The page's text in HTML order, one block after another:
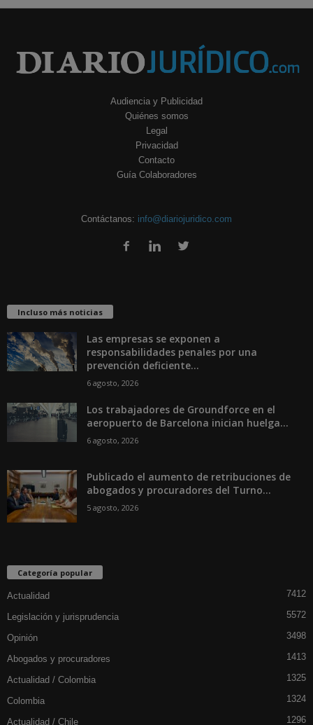
Audiencia y Publicidad
Quiénes somos
Legal
Privacidad
Contacto
Guía Colaboradores
Contáctanos: info@diariojuridico.com
Incluso más noticias
Las empresas se exponen a
responsabilidades penales por una
prevención deficiente...
6 agosto, 2026
Los trabajadores de Groundforce en el
aeropuerto de Barcelona inician huelga...
6 agosto, 2026
Publicado el aumento de retribuciones de
abogados y procuradores del Turno...
5 agosto, 2026
Categoría popular
Actualidad 7412
Legislación y jurisprudencia 5572
Opinión 3498
Abogados y procuradores 1413
Actualidad / Colombia 1325
Colombia 1324
Actualidad / Chile 1296